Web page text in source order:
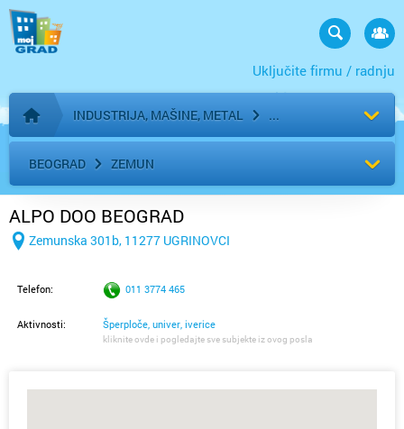
Uključite firmu / radnju
Početna stranica
INDUSTRIJA, MAŠINE, METAL
BEOGRAD ZEMUN
ALPO DOO BEOGRAD
Zemunska 301b, 11277 UGRINOVCI
Telefon: 011 3774 465
Aktivnosti: Šperploče, univer, iverice
kliknite ovde i pogledajte sve subjekte iz ovog posla